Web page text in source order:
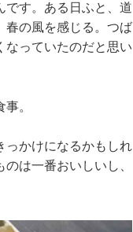
です。ある日ふと、道
春の風を感じる。つば
っていたのだと思い
。
っかけになるかもしれ
は一番おいしいし、